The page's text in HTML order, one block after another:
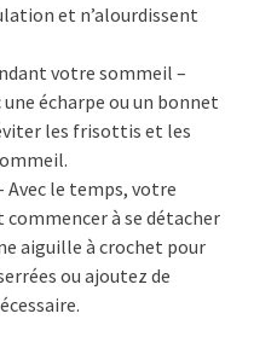
et n’alourdissent
votre sommeil –
une écharpe ou un bonnet
les frisottis et les
Avec le temps, votre
à se détacher
aiguille à crochet pour
ou ajoutez de